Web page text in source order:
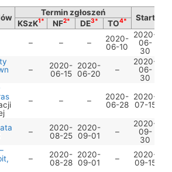
Termin zgłoszeń
Start
KSzK1* NF2* DE3* TO4*
– – –
2020-
06-10
2020-
06-
30
–
2020-
06-15
2020-
06-20
–
2020-
06-
30
– – –
2020-
06-28
2020-
07-15
–
2020-
08-25
2020-
09-01
–
2020-
09-
30
–
2020-
08-28
2020-
09-01
–
2020-
09-15